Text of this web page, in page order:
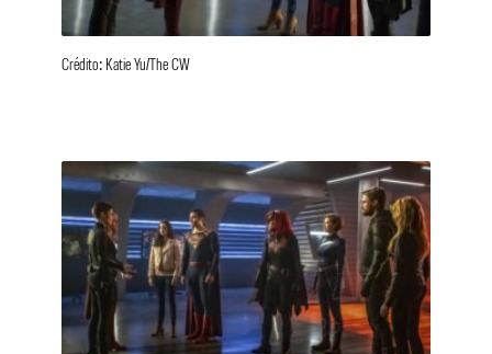
Crédito: Katie Yu/The CW